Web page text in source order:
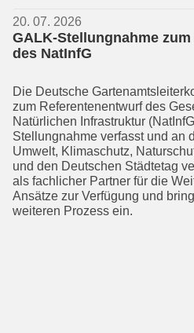
20. 07. 2026
GALK-Stellungnahme
des NatInfG
Die Deutsche
zum Referentenentwurf des
Natürli­chen Infrastruktur
Stellungnahme verfasst und an
Umwelt, Klima­schutz,
und den Deutschen Städtetag
als fachlicher Partner für die
Ansätze zur Verfügung und
weiteren Prozess ein.